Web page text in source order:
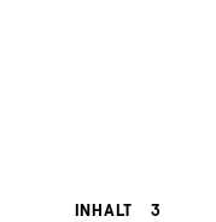
INHALT 3